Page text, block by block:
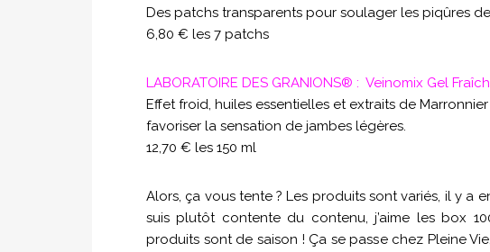
Des patchs transparents pour soulager les piqûres
6,80 € les 7 patchs
LABORATOIRE DES GRANIONS® : Veinomix Gel
Effet froid, huiles essentielles et extraits de
favoriser la sensation de jambes légères.
12,70 € les 150 ml
Alors, ça vous tente ? Les produits sont variés, il y a
suis plutôt contente du contenu, j’aime les box
produits sont de saison ! Ça se passe chez Pleine